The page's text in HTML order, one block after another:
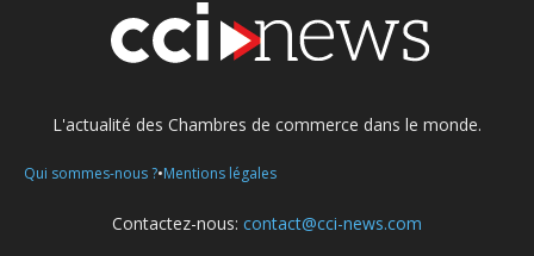
L'actualité des Chambres de commerce dans le monde.
Qui sommes-nous ?•Mentions légales
Contactez-nous: contact@cci-news.com